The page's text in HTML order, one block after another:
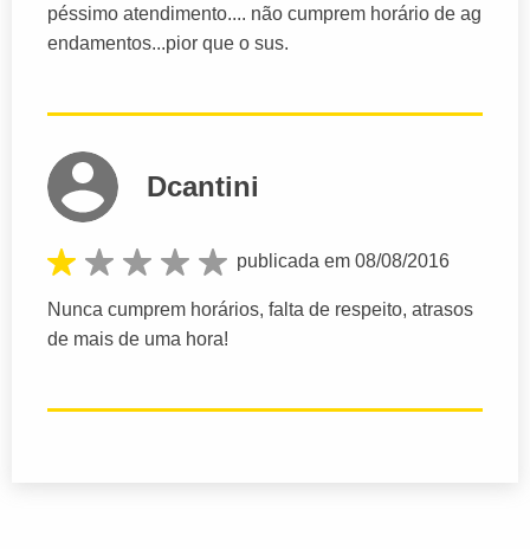
péssimo atendimento.... não cumprem horário de ag
endamentos...pior que o sus.
Dcantini
publicada em 08/08/2016
Nunca cumprem horários, falta de respeito, atrasos
de mais de uma hora!